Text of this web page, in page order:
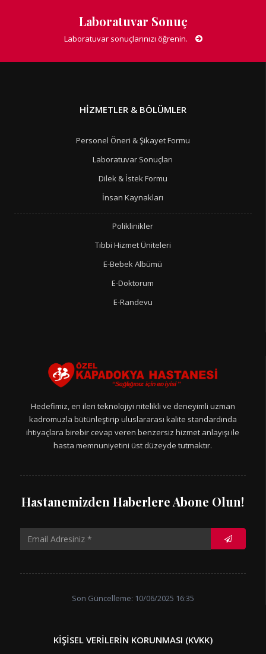
Laboratuvar Sonuç
Laboratuvar sonuçlarınızı öğrenin.
HIZMETLER & BÖLÜMLER
Personel Öneri & Şikayet Formu
Laboratuvar Sonuçları
Dilek & İstek Formu
İnsan Kaynakları
Poliklinikler
Tıbbi Hizmet Üniteleri
E-Bebek Albümü
E-Doktorum
E-Randevu
Hedefimiz, en ileri teknolojiyi nitelikli ve deneyimli uzman
kadromuzla bütünleştirip uluslararası kalite standardında
ihtiyaçlara birebir cevap veren benzersiz hizmet anlayışı ile
hasta memnuniyetini üst düzeyde tutmaktır.
Hastanemizden Haberlere Abone Olun!
Son Güncelleme: 10/06/2025 16:35
KIŞISEL VERILERIN KORUNMASI (KVKK)